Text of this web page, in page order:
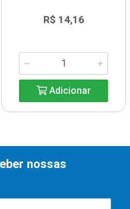
R$ 14,16
Adicionar
nossas